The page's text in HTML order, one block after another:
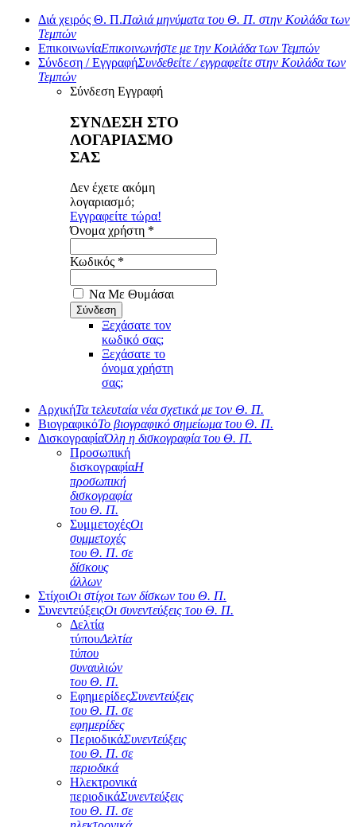
Διά χειρός Θ. Π.Παλιά μηνύματα του Θ. Π. στην Κοιλάδα των
Τεμπών
ΕπικοινωνίαΕπικοινωνήστε με την Κοιλάδα των Τεμπών
Σύνδεση / ΕγγραφήΣυνδεθείτε / εγγραφείτε στην Κοιλάδα των
Τεμπών
Σύνδεση Εγγραφή
ΣΥΝΔΕΣΗ ΣΤΟ
ΛΟΓΑΡΙΑΣΜΟ
ΣΑΣ
Δεν έχετε ακόμη
λογαριασμό;
Εγγραφείτε τώρα!
Όνομα χρήστη *
Κωδικός *
Να Με Θυμάσαι
Ξεχάσατε τον
κωδικό σας;
Ξεχάσατε το
όνομα χρήστη
σας;
ΑρχικήΤα τελευταία νέα σχετικά με τον Θ. Π.
ΒιογραφικόΤο βιογραφικό σημείωμα του Θ. Π.
ΔισκογραφίαΌλη η δισκογραφία του Θ. Π.
Προσωπική
δισκογραφίαΗ
προσωπική
δισκογραφία
του Θ. Π.
ΣυμμετοχέςΟι
συμμετοχές
του Θ. Π. σε
δίσκους
άλλων
ΣτίχοιΟι στίχοι των δίσκων του Θ. Π.
ΣυνεντεύξειςΟι συνεντεύξεις του Θ. Π.
Δελτία
τύπουΔελτία
τύπου
συναυλιών
του Θ. Π.
ΕφημερίδεςΣυνεντεύξεις
του Θ. Π. σε
εφημερίδες
ΠεριοδικάΣυνεντεύξεις
του Θ. Π. σε
περιοδικά
Ηλεκτρονικά
περιοδικάΣυνεντεύξεις
του Θ. Π. σε